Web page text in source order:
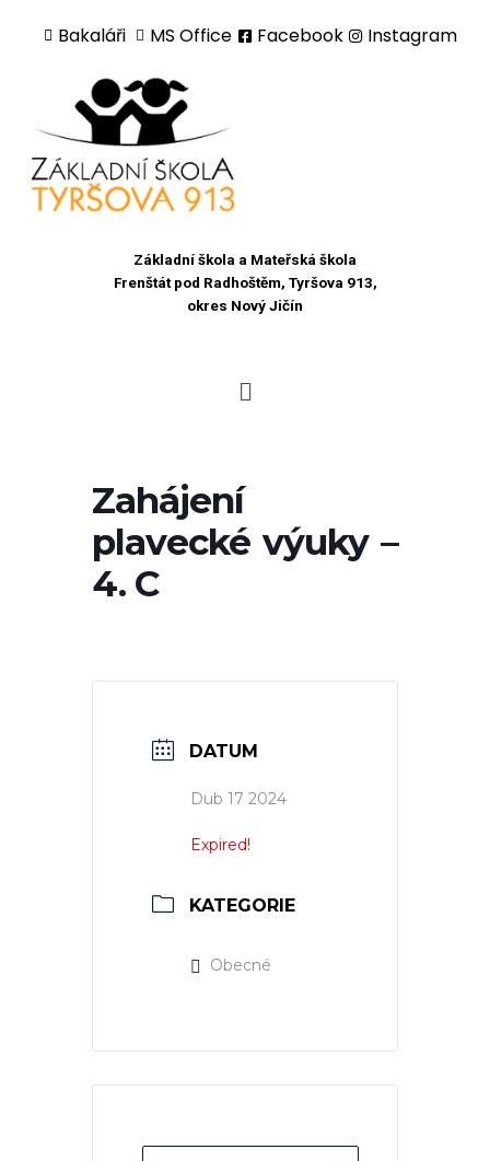
Bakaláři MS Office Facebook Instagram
Základní škola a Mateřská škola
Frenštát pod Radhoštěm, Tyršova 913,
okres Nový Jičín
Zahájení
plavecké výuky –
4. C
DATUM
Dub 17 2024
Expired!
KATEGORIE
Obecné